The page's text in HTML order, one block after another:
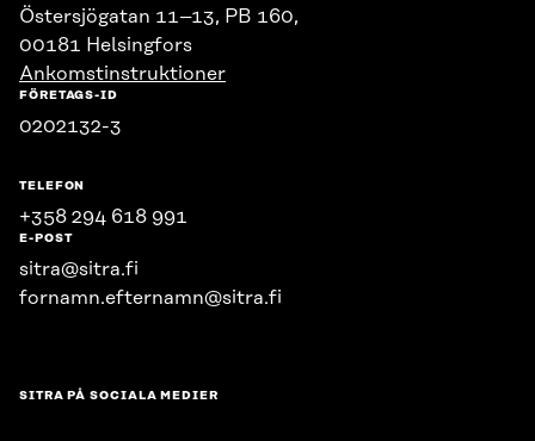
Östersjögatan 11–13, PB 160,
00181 Helsingfors
Ankomstinstruktioner
FÖRETAGS-ID
0202132-3
TELEFON
+358 294 618 991
E-POST
sitra@sitra.fi
fornamn.efternamn@sitra.fi
SITRA PÅ SOCIALA MEDIER